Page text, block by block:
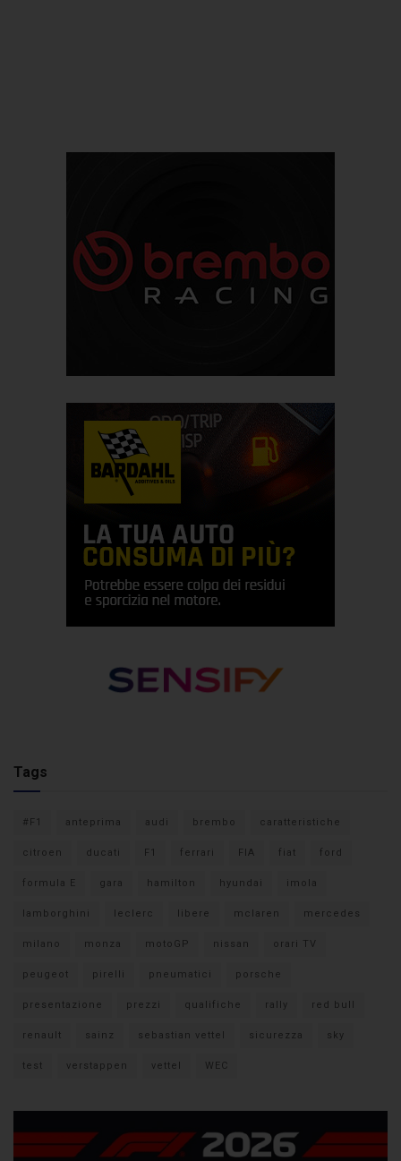
Tags
#F1 anteprima audi brembo caratteristiche
citroen ducati F1 ferrari FIA fiat ford
formula E gara hamilton hyundai imola
lamborghini leclerc libere mclaren mercedes
milano monza motoGP nissan orari TV
peugeot pirelli pneumatici porsche
presentazione prezzi qualifiche rally red bull
renault sainz sebastian vettel sicurezza sky
test verstappen vettel WEC